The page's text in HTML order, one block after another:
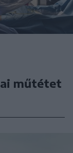
műtétet